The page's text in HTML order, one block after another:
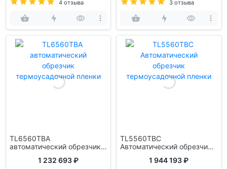
4 отзыва 3 отзыва
TL6560TBA
автоматический обрезчик
1 232 693 ₽
TL5560TBC
Автоматический обрезчик
1 944 193 ₽